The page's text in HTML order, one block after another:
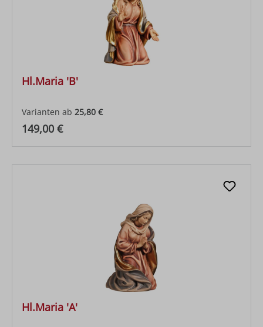
Hl.Maria 'B'
Varianten ab 25,80 €
Regulärer Preis:
149,00 €
Hl.Maria 'A'